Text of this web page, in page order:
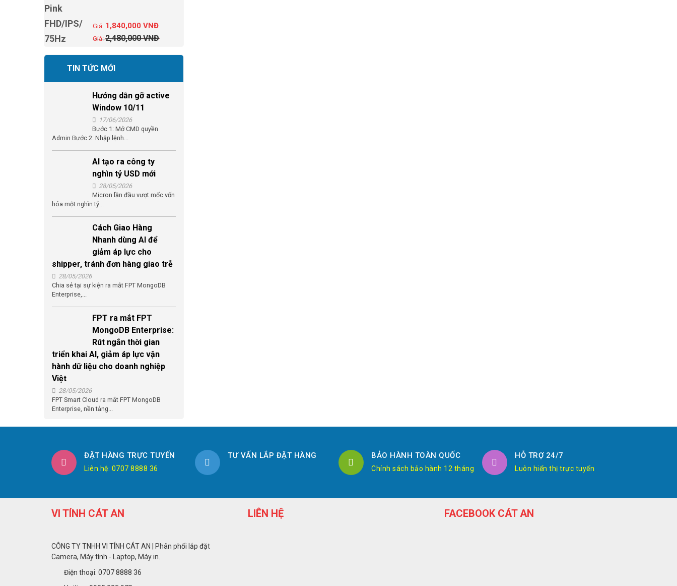
2,480,000VNĐ
1,840,000VNĐ
TIN TỨC MỚI
Hướng dẫn gỡ active
Window 10/11
17/06/2026
Bước 1: Mở CMD quyền
Admin Bước 2: Nhập lệnh...
AI tạo ra công ty
nghìn tỷ USD mới
28/05/2026
Micron lần đầu vượt mốc vốn
hóa một nghìn tỷ...
Cách Giao Hàng
Nhanh dùng AI để
giảm áp lực cho
shipper, tránh đơn hàng giao trễ
28/05/2026
Chia sẻ tại sự kiện ra mắt FPT MongoDB
Enterprise,...
FPT ra mắt FPT
MongoDB Enterprise:
Rút ngắn thời gian
triển khai AI, giảm áp lực vận
hành dữ liệu cho doanh nghiệp
Việt
28/05/2026
FPT Smart Cloud ra mắt FPT MongoDB
Enterprise, nền tảng...
ĐẶT HÀNG TRỰC TUYẾN
Liên hệ: 0707 8888 36
TƯ VẤN LẮP ĐẶT HÀNG BẢO HÀNH TOÀN QUỐC
Chính sách bảo hành 12 tháng
HỖ TRỢ 24/7
Luôn hiển thị trực tuyến
VI TÍNH CÁT AN
CÔNG TY TNHH VI TÍNH CÁT AN | Phân phối lắp đặt
Camera, Máy tính - Laptop, Máy in.
Điện thoại: 0707 8888 36
LIÊN HỆ FACEBOOK CÁT AN